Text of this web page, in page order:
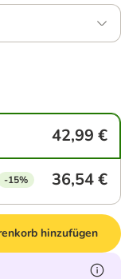
42,99 €
-15% 36,54 €
hinzufügen